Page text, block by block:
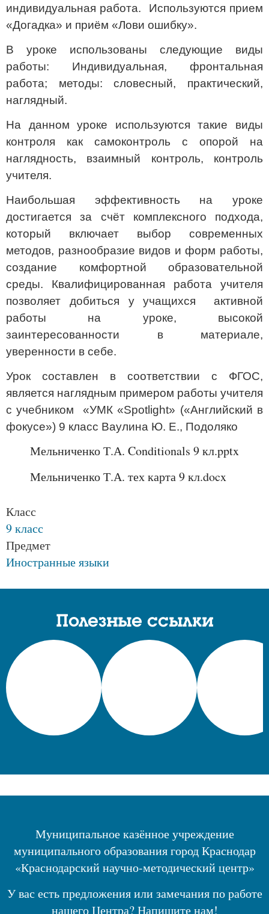
индивидуальная работа. Используются прием
«Догадка» и приём «Лови ошибку».
В уроке использованы следующие виды
работы: Индивидуальная, фронтальная
работа; методы: словесный, практический,
наглядный.
На данном уроке используются такие виды
контроля как самоконтроль с опорой на
наглядность, взаимный контроль, контроль
учителя.
Наибольшая эффективность на уроке
достигается за счёт комплексного подхода,
который включает выбор современных
методов, разнообразие видов и форм работы,
создание комфортной образовательной
среды. Квалифицированная работа учителя
позволяет добиться у учащихся активной
работы на уроке, высокой
заинтересованности в материале,
уверенности в себе.
Урок составлен в соответствии с ФГОС,
является наглядным примером работы учителя
с учебником «УМК «Spotlight» («Английский в
фокусе») 9 класс Ваулина Ю. Е., Подоляко
Мельниченко Т.А. Conditionals 9 кл.pptx
Мельниченко Т.А. тех карта 9 кл.docx
Класс
9 класс
Предмет
Иностранные языки
Полезные ссылки
Муниципальное казённое учреждение
муниципального образования город Краснодар
«Краснодарский научно-методический центр»
У вас есть предложения или замечания по работе
нашего Центра? Напишите нам!